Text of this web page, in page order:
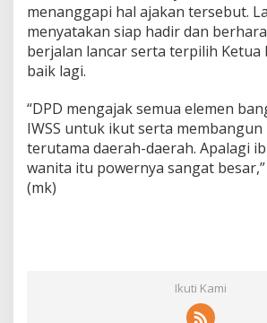
menanggapi hal ajakan tersebut.
menyatakan siap hadir dan
berjalan lancar serta terpilih Ketua
baik lagi.
“DPD mengajak semua elemen
IWSS untuk ikut serta membangun
terutama daerah-daerah. Apalagi
wanita itu powernya sangat
(mk)
Ikuti Kami